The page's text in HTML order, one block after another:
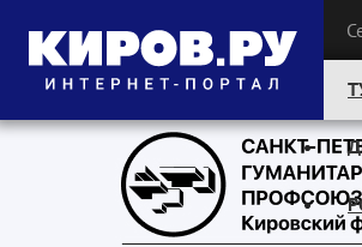
Следите за новостями: